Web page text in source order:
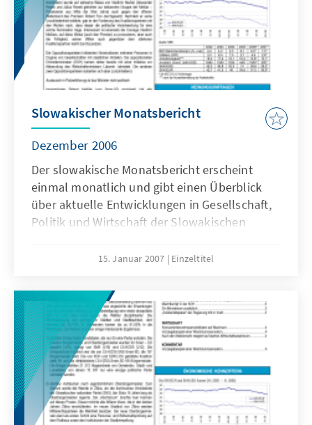
Slowakischer Monatsbericht
Dezember 2006
Der slowakische Monatsbericht erscheint
einmal monatlich und gibt einen Überblick
über aktuelle Entwicklungen in Gesellschaft,
Politik und Wirtschaft der Slowakischen
15. Januar 2007 Einzeltitel